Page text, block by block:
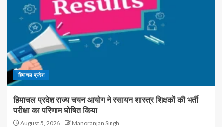
हिमाचल प्रदेश
हिमाचल प्रदेश राज्य चयन आयोग ने रसायन शास्त्र शिक्षकों की भर्ती
परीक्षा का परिणाम घोषित किया
August 5, 2026 Manoranjan Singh